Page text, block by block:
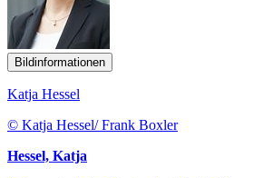
Bildinformationen
Katja Hessel
© Katja Hessel/ Frank Boxler
Hessel, Katja